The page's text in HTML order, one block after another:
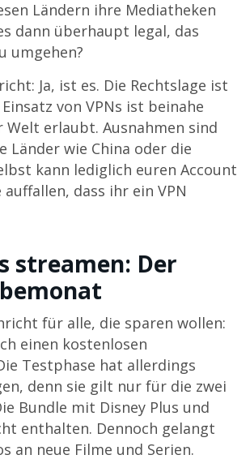
Ländern ihre Mediatheken
dann überhaupt legal, das
umgehen?
Ja, ist es. Die Rechtslage ist
von VPNs ist beinahe
Welt erlaubt. Ausnahmen sind
Länder wie China oder die
kann lediglich euren Account
dass ihr ein VPN
streamen: Der
für alle, die sparen wollen:
einen kostenlosen
Testphase hat allerdings
denn sie gilt nur für die zwei
Bundle mit Disney Plus und
enthalten. Dennoch gelangt
an neue Filme und Serien.